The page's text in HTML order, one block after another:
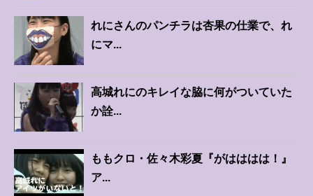
れにさんのパンチラは杏果の仕業で、れ
にマ...
高城れにのキレイな脇に何がついていた
か詮...
ももクロ・佐々木彩夏『がはははは！』
ア...